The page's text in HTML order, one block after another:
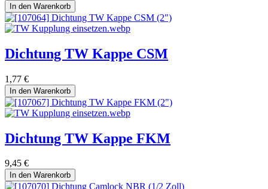
In den Warenkorb
Dichtung TW Kappe CSM
1,77 €
In den Warenkorb
Dichtung TW Kappe FKM
9,45 €
In den Warenkorb